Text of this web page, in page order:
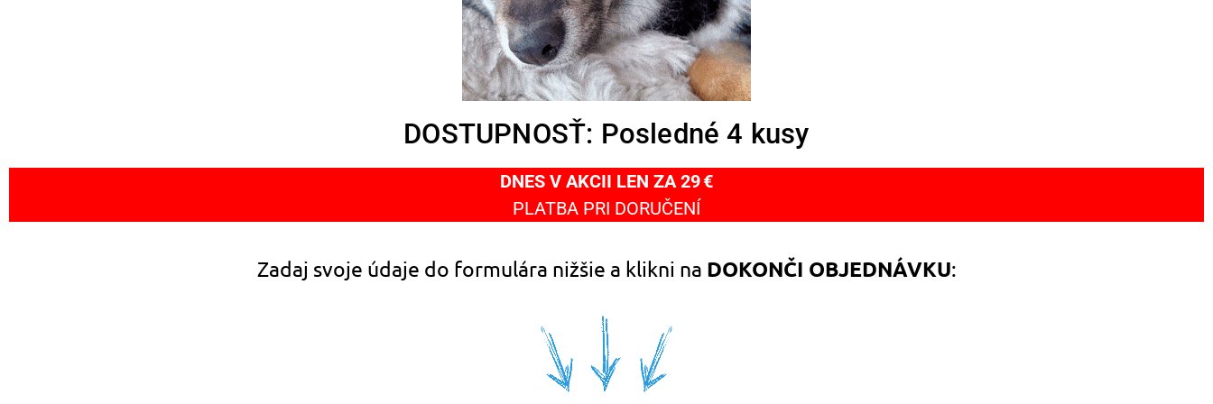
DOSTUPNOSŤ: Posledné 4 kusy
DNES V AKCII LEN ZA 29 €
PLATBA PRI DORUČENÍ
Zadaj svoje údaje do formulára nižšie a klikni na DOKONČI OBJEDNÁVKU: